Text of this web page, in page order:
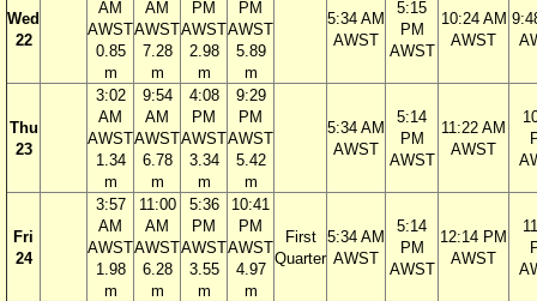
Wed
22
AM
AWST
0.85
m
AM
AWST
7.28
m
PM
AWST
2.98
m
PM
AWST
5.89
m
5:34 AM
AWST
5:15
PM
AWST
10:24 AM
AWST
Thu
23
3:02
AM
AWST
1.34
m
9:54
AM
AWST
6.78
m
4:08
PM
AWST
3.34
m
9:29
PM
AWST
5.42
m
5:34 AM
AWST
5:14
PM
AWST
11:22 AM
AWST
Fri
24
3:57
AM
AWST
1.98
m
11:00
AM
AWST
6.28
m
5:36
PM
AWST
3.55
m
10:41
PM
AWST
4.97
m
First
Quarter
5:34 AM
AWST
5:14
PM
AWST
12:14 PM
AWST